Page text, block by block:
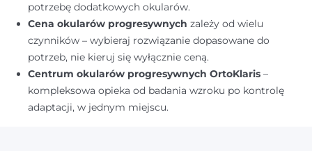
potrzebę dodatkowych okularów.
Cena okularów progresywnych zależy od wielu
czynników – wybieraj rozwiązanie dopasowane do
potrzeb, nie kieruj się wyłącznie ceną.
Centrum okularów progresywnych OrtoKlaris –
kompleksowa opieka od badania wzroku po kontrolę
adaptacji, w jednym miejscu.